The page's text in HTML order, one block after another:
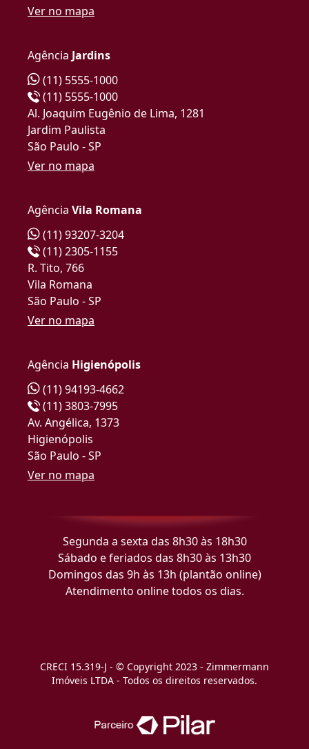
Ver no mapa
Agência Jardins
(11) 5555-1000
(11) 5555-1000
Al. Joaquim Eugênio de Lima, 1281
Jardim Paulista
São Paulo - SP
Ver no mapa
Agência Vila Romana
(11) 93207-3204
(11) 2305-1155
R. Tito, 766
Vila Romana
São Paulo - SP
Ver no mapa
Agência Higienópolis
(11) 94193-4662
(11) 3803-7995
Av. Angélica, 1373
Higienópolis
São Paulo - SP
Ver no mapa
Segunda a sexta das 8h30 às 18h30
Sábado e feriados das 8h30 às 13h30
Domingos das 9h às 13h (plantão online)
Atendimento online todos os dias.
CRECI 15.319-J - © Copyright 2023 - Zimmermann
Imóveis LTDA - Todos os direitos reservados.